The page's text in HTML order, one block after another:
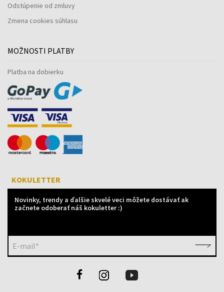
Odstúpenie od zmluvy
Zmena cookies súhlasu
MOŽNOSTI PLATBY
Platba na dobierku
KOKULETTER
Novinky, trendy a ďalšie skvelé veci môžete dostávať ak
začnete odoberať náš kokuletter :)
E-mail*